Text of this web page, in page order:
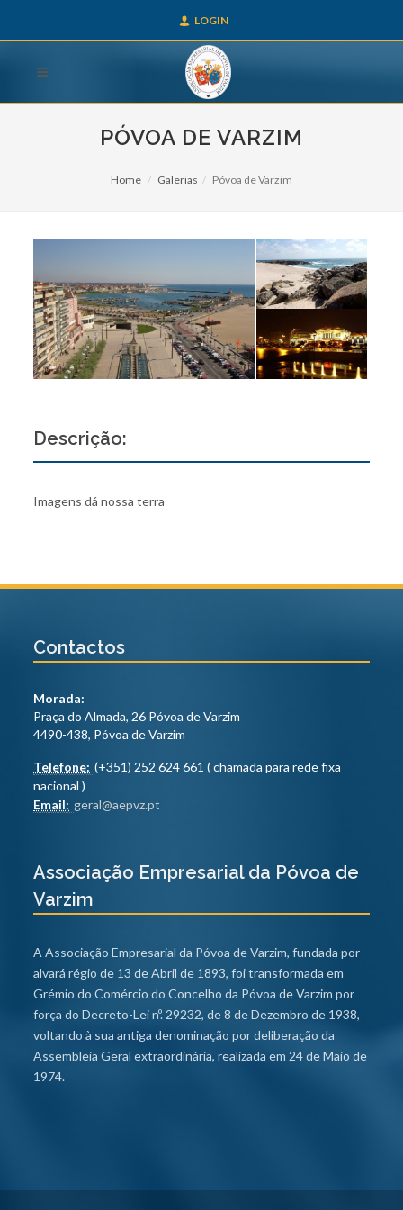
LOGIN
PÓVOA DE VARZIM
Home Galerias Póvoa de Varzim
Descrição:
Imagens dá nossa terra
Contactos
Morada:
Praça do Almada, 26 Póvoa de Varzim
4490-438, Póvoa de Varzim
Telefone: (+351) 252 624 661 ( chamada para rede fixa
nacional )
Email: geral@aepvz.pt
Associação Empresarial da Póvoa de
Varzim
A Associação Empresarial da Póvoa de Varzim, fundada por
alvará régio de 13 de Abril de 1893, foi transformada em
Grémio do Comércio do Concelho da Póvoa de Varzim por
força do Decreto-Lei nº. 29232, de 8 de Dezembro de 1938,
voltando à sua antiga denominação por deliberação da
Assembleia Geral extraordinária, realizada em 24 de Maio de
1974.